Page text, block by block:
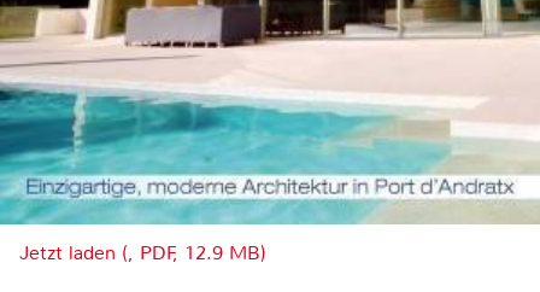
Jetzt laden (, PDF, 12.9 MB)